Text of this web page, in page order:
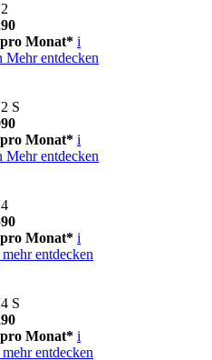
Monat* i
Mehr entdecken
S
Monat* i
Mehr entdecken
Monat* i
mehr entdecken
S
Monat* i
mehr entdecken